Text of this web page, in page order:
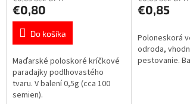
€0,80
Do košíka
Maďarské poloskoré kríčkové
paradajky podlhovastého
tvaru. V balení 0,5g (cca 100
semien).
€0,85
Poloneskorá
odroda,
pestovanie.